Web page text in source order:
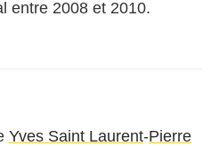
entre 2008 et 2010.
Yves Saint Laurent-Pierre